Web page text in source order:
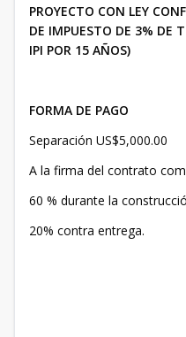
PROYECTO CON LEY
DE IMPUESTO DE 3% DE
IPI POR 15 AÑOS)
FORMA DE PAGO
Separación US$5,000.00
A la firma del contrato
60 % durante la
20% contra entrega.